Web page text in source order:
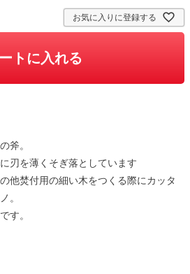
お気に入りに登録する
トに入れる
斧。
刃を薄くそぎ落としています
他焚付用の細い木をつくる際にカッタ
。
す。